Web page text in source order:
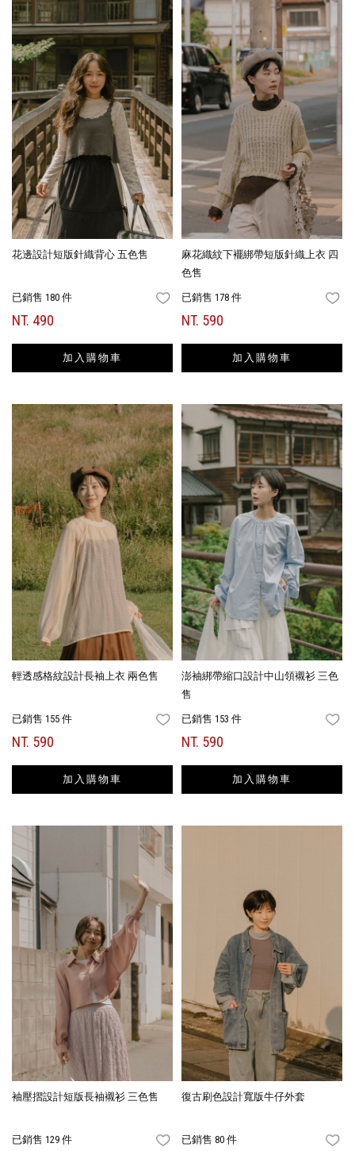
花邊設計短版針織背心 五色售
已銷售 180 件 FAVORITES
NT. 490
加入購物車
麻花織紋下襬綁帶短版針織上衣 四
色售
已銷售 178 件
NT. 590
加入購物車
輕透感格紋設計長袖上衣 兩色售
已銷售 155 件 FAVORITES
NT. 590
加入購物車
澎袖綁帶縮口設計中山領襯衫 三色
售
已銷售 153 件
NT. 590
加入購物車
袖壓摺設計短版長袖襯衫 三色售
已銷售 129 件 FAVORITES
復古刷色設計寬版牛仔外套
已銷售 80 件